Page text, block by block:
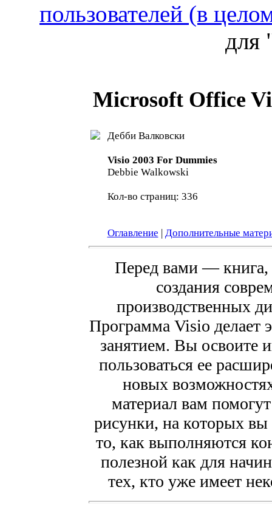
пользователей (в
для
Microsoft Office
Дебби Валковски
Visio 2003 For Dummies
Debbie Walkowski
Кол-во страниц: 336
Оглавление | Дополнительные
Перед вами — книга,
создания
производственных
Программа Visio делает
занятием. Вы освоите
пользоваться ее
новых
материал вам
рисунки, на которых вы
то, как выполняются
полезной как для
тех, кто уже имеет